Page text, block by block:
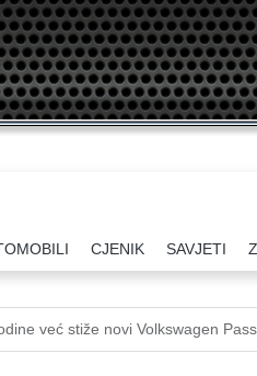
CJENIK SAVJETI
već stiže novi Volkswagen